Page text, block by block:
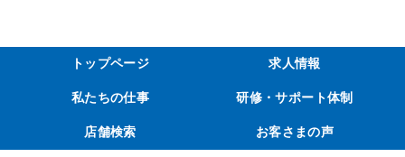
トップページ 求人情報
私たちの仕事 研修・サポート体制
店舗検索 お客さまの声